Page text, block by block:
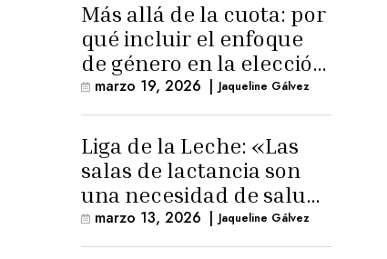
Más allá de la cuota: por
qué incluir el enfoque
de género en la elección
de Fiscal General
marzo 19, 2026 | Jaqueline Gálvez
Liga de la Leche: «Las
salas de lactancia son
una necesidad de salud
pública»
marzo 13, 2026 | Jaqueline Gálvez